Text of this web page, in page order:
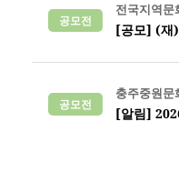
공모전
전국지역문
[공모] (재)
공모전
충주중원문
[알림]